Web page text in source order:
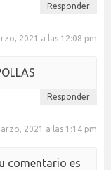
Responder
2021 a las 12:08 pm
Responder
2021 a las 1:14 pm
comentario es